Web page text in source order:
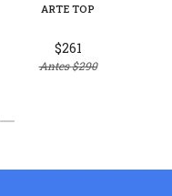
ARTE TOP
$261
Antes$290